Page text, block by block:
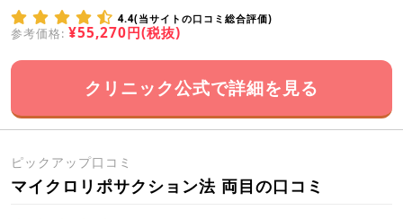
4.4(当サイトの口コミ総合評価)
参考価格: ¥55,270円(税抜)
クリニック公式で詳細を見る
ピックアップ口コミ
マイクロリポサクション法 両目の口コミ